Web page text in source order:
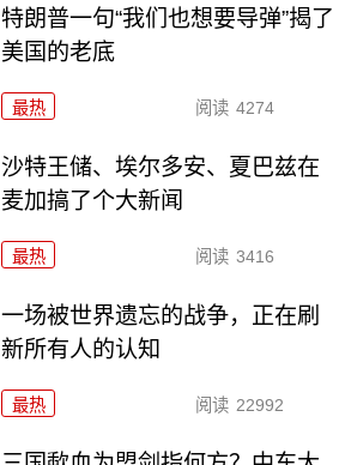
特朗普一句“我们也想要导弹”揭了
美国的老底
最热 阅读 4274
沙特王储、埃尔多安、夏巴兹在
麦加搞了个大新闻
最热 阅读 3416
一场被世界遗忘的战争，正在刷
新所有人的认知
最热 阅读 22992